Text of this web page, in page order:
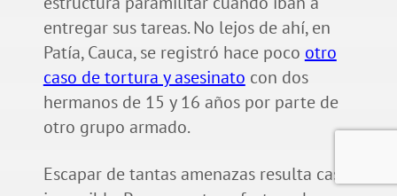
entregar sus tareas. No lejos de ahí, en
Patía, Cauca, se registró hace poco otro
caso de tortura y asesinato con dos
hermanos de 15 y 16 años por parte de
otro grupo armado.
Escapar de tantas amenazas resulta casi